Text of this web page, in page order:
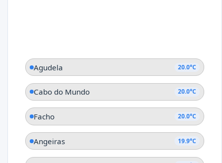
Agudela 20.0°C
Cabo do Mundo 20.0°C
Facho 20.0°C
Angeiras 19.9°C